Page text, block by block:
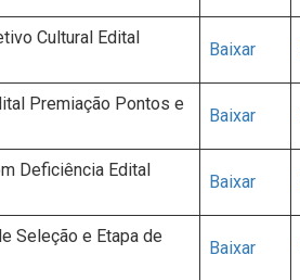
Cultural Edital
Baixar
Premiação Pontos e
Baixar
Deficiência Edital
Baixar
Seleção e Etapa de
Baixar